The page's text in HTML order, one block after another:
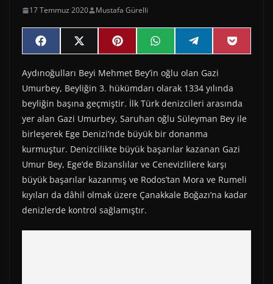
17 Temmuz 2020 Mustafa Gürelli
Share
on
F
a
e
b
o
o
k
Share
on
X
(
w
i
t
t
e
r
)
Share
on
P
i
t
e
r
e
s
t
Share
on
W
h
t
s
A
p
p
Share
on
e
e
g
r
a
m
Share
on
P
o
Aydınoğulları Beyi Mehmet Bey’in oğlu olan Gazi
Umurbey, Beyliğin 3. hükümdarı olarak 1334 yılında
beyliğin başına geçmiştir. İlk Türk denizcileri arasında
yer alan Gazi Umurbey, Saruhan oğlu Süleyman Bey ile
birleşerek Ege Denizi’nde büyük bir donanma
kurmuştur. Denizcilikte büyük başarılar kazanan Gazi
Umur Bey, Ege’de Bizanslılar ve Cenevizlilere karşı
büyük başarılar kazanmış ve Rodos’tan Mora ve Rumeli
kıyıları da dâhil olmak üzere Çanakkale Boğazı’na kadar
denizlerde kontrol sağlamıştır.